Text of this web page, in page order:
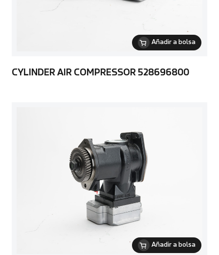
Añadir a bolsa
CYLINDER AIR COMPRESSOR 528696800
Añadir a bolsa